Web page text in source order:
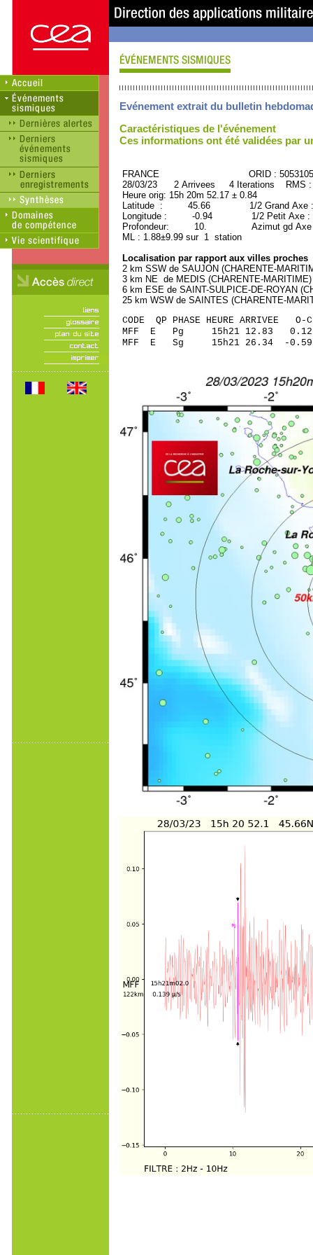
Evénement extrait du bulletin
Caractéristiques de l'événement
Ces informations ont été validées par
FRANCE ORID : 5053105
28/03/23 2 Arrivees 4 Iterations RMS
Heure orig: 15h 20m 52.17 ± 0.84
Latitude : 45.66 1/2 Grand Axe :
Longitude : -0.94 1/2 Petit Axe :
Profondeur: 10. Azimut gd Axe
ML : 1.88±9.99 sur 1 station
Localisation par rapport aux villes proches
2 km SSW de SAUJON (CHARENTE-
3 km NE de MEDIS (CHARENTE-
6 km ESE de SAINT-SULPICE-DE-ROYAN
25 km WSW de SAINTES (CHARENTE-
CODE QP PHASE HEURE
MFF E Pg 15h21
MFF E Sg 15h21 26.34 -